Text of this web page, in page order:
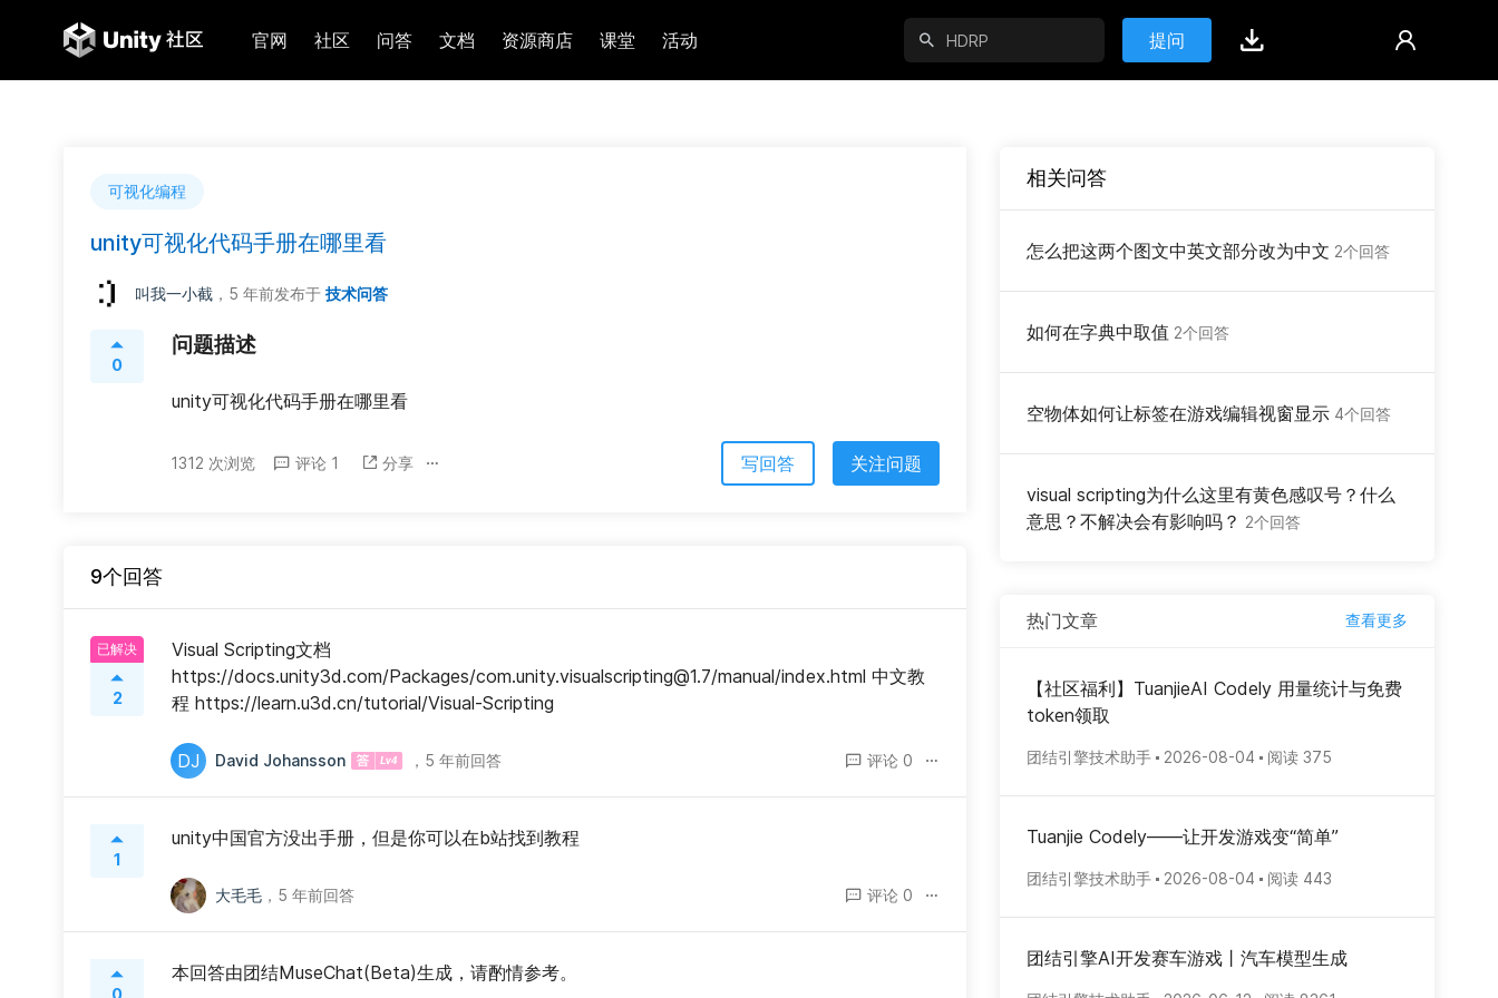
官网 社区 问答 文档 资源商店 课堂 活动 提问
可视化编程
unity可视化代码手册在哪里看
叫我一小截 ，5 年前发布于 技术问答
0
问题描述
unity可视化代码手册在哪里看
1312 次浏览 评论 1 分享 写回答 关注问题
9个回答
已解决
2
Visual Scripting文档
https://docs.unity3d.com/Packages/com.unity.visualscripting@1.7/manual/index.html 中文教
程 https://learn.u3d.cn/tutorial/Visual-Scripting
DJ David Johansson ， 5 年前回答 评论 0
1
unity中国官方没出手册，但是你可以在b站找到教程
大毛毛 ， 5 年前回答 评论 0
0
本回答由团结MuseChat(Beta)生成，请酌情参考。
相关问答
怎么把这两个图文中英文部分改为中文 2个回答
如何在字典中取值 2个回答
空物体如何让标签在游戏编辑视窗显示 4个回答
visual scripting为什么这里有黄色感叹号？什么
意思？不解决会有影响吗？ 2个回答
热门文章 查看更多
【社区福利】TuanjieAI Codely 用量统计与免费
token领取
团结引擎技术助手 2026-08-04 阅读 375
Tuanjie Codely——让开发游戏变“简单”
团结引擎技术助手 2026-08-04 阅读 443
团结引擎AI开发赛车游戏丨汽车模型生成